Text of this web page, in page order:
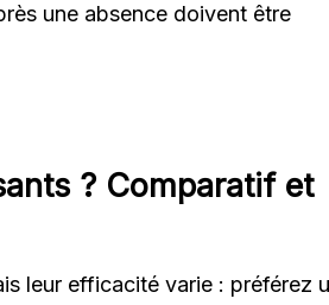
une absence doivent être
? Comparatif et
leur efficacité varie : préférez